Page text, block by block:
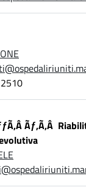
Ãƒ‚Ã‚Â